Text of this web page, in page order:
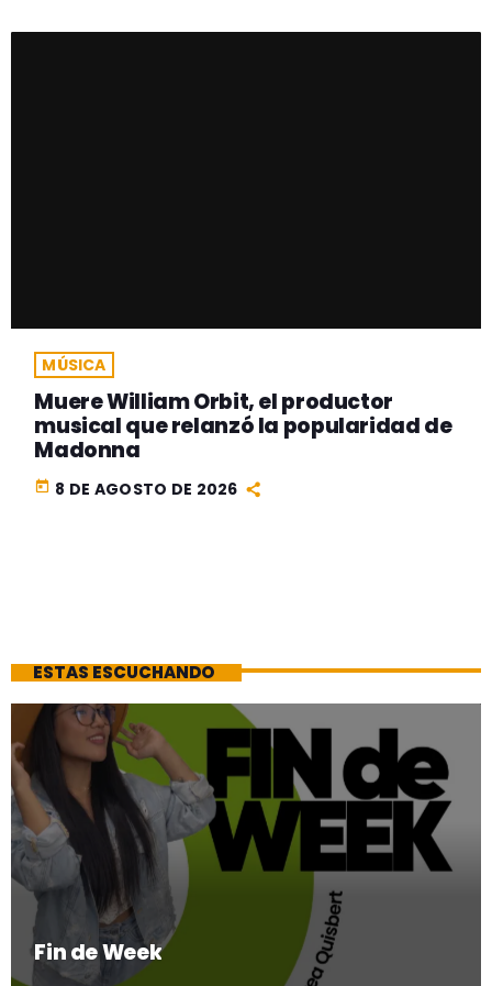
MÚSICA
Muere William Orbit, el productor
musical que relanzó la popularidad de
Madonna
today 8 DE AGOSTO DE 2026
ESTAS ESCUCHANDO
Fin de Week